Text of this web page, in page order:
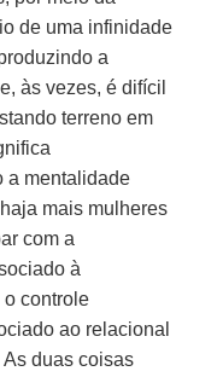
de uma infinidade
a
às vezes, é difícil
terreno em
a mentalidade
mais mulheres
com a
à
o controle
ao relacional
duas coisas